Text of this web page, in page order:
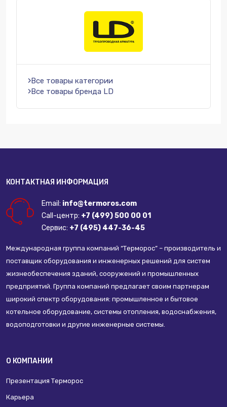
Все товары категории
Все товары бренда LD
КОНТАКТНАЯ ИНФОРМАЦИЯ
Email: info@termoros.com
Call-центр: +7 (499) 500 00 01
Сервис: +7 (495) 447-36-45
Международная группа компаний “Терморос” – производитель и
поставщик оборудования и инженерных решений для систем
жизнеобеспечения зданий, сооружений и промышленных
предприятий. Группа компаний предлагает своим партнерам
широкий спектр оборудования: промышленное и бытовое
котельное оборудование, системы отопления, водоснабжения,
водоподготовки и другие инженерные системы.
О КОМПАНИИ
Презентация Терморос
Карьера